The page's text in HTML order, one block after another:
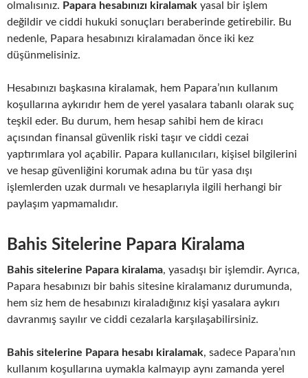
olmalısınız. Papara hesabınızı kiralamak yasal bir işlem
değildir ve ciddi hukuki sonuçları beraberinde getirebilir. Bu
nedenle, Papara hesabınızı kiralamadan önce iki kez
düşünmelisiniz.
Hesabınızı başkasına kiralamak, hem Papara’nın kullanım
koşullarına aykırıdır hem de yerel yasalara tabanlı olarak suç
teşkil eder. Bu durum, hem hesap sahibi hem de kiracı
açısından finansal güvenlik riski taşır ve ciddi cezai
yaptırımlara yol açabilir. Papara kullanıcıları, kişisel bilgilerini
ve hesap güvenliğini korumak adına bu tür yasa dışı
işlemlerden uzak durmalı ve hesaplarıyla ilgili herhangi bir
paylaşım yapmamalıdır.
Bahis Sitelerine Papara Kiralama
Bahis sitelerine Papara kiralama, yasadışı bir işlemdir. Ayrıca,
Papara hesabınızı bir bahis sitesine kiralamanız durumunda,
hem siz hem de hesabınızı kiraladığınız kişi yasalara aykırı
davranmış sayılır ve ciddi cezalarla karşılaşabilirsiniz.
Bahis sitelerine Papara hesabı kiralamak, sadece Papara’nın
kullanım koşullarına uymakla kalmayıp aynı zamanda yerel